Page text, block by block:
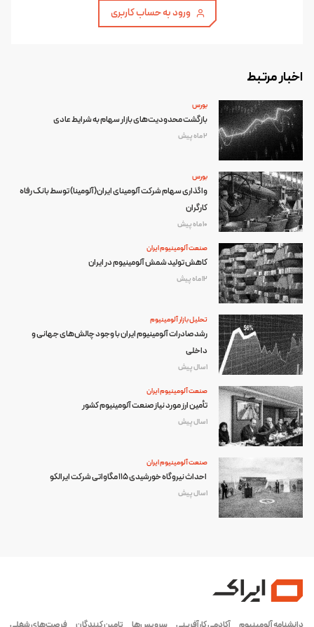
ورود به حساب کاربری
اخبار مرتبط
بورس
بازگشت محدودیت‌های بازار سهام به شرایط عادی
2 ماه پیش
بورس
واگذاری سهام شرکت آلومینای ایران(آلومینا) توسط بانک رفاه
کارگران
10 ماه پیش
صنعت آلومینیوم ایران
کاهش تولید شمش آلومینیوم در ایران
12 ماه پیش
تحلیل بازار آلومینیوم
رشد صادرات آلومینیوم ایران با وجود چالش‌های جهانی و
داخلی
1 سال پیش
صنعت آلومینیوم ایران
تأمین ارز مورد نیاز صنعت آلومینیوم کشور
1 سال پیش
صنعت آلومینیوم ایران
احداث نیروگاه خورشیدی ۱۱۵ مگاواتی شرکت ایرالکو
1 سال پیش